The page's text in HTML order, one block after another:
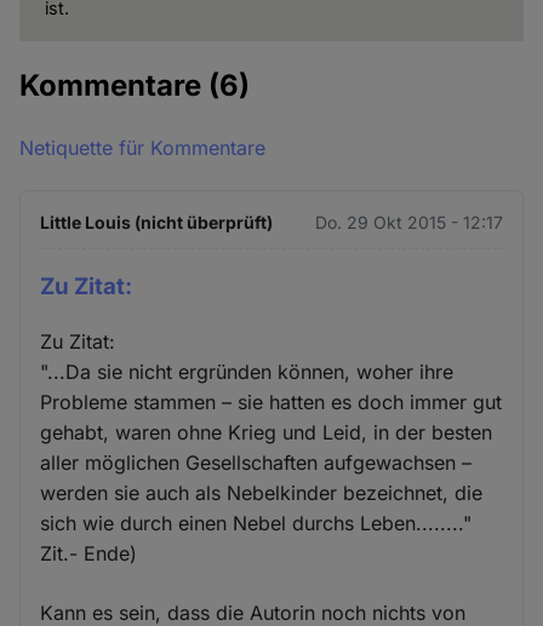
ist.
Kommentare (6)
Netiquette für Kommentare
Little Louis (nicht überprüft) Do. 29 Okt 2015 - 12:17
Zu Zitat:
Zu Zitat:
"...Da sie nicht ergründen können, woher ihre
Probleme stammen – sie hatten es doch immer gut
gehabt, waren ohne Krieg und Leid, in der besten
aller möglichen Gesellschaften aufgewachsen –
werden sie auch als Nebelkinder bezeichnet, die
sich wie durch einen Nebel durchs Leben........"
Zit.- Ende)
Kann es sein, dass die Autorin noch nichts von